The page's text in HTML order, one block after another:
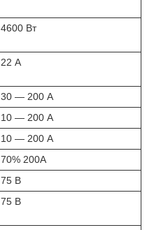
4600 Вт
22 А
30 — 200 А
10 — 200 А
10 — 200 А
70% 200А
75 В
75 В